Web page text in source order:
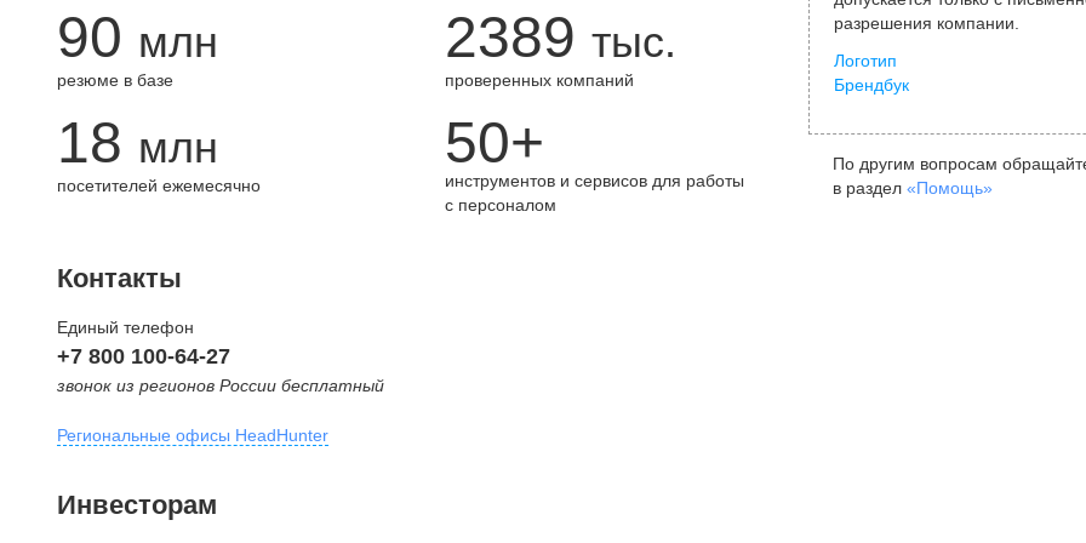
90 млн
резюме в базе
2389 тыс.
проверенных компаний
18 млн
посетителей ежемесячно
50+
инструментов и сервисов для работы
с персоналом
разрешения компании.
Логотип
Брендбук
По другим вопросам
в раздел «Помощь»
Контакты
Единый телефон
+7 800 100-64-27
звонок из регионов России бесплатный
Региональные офисы HeadHunter
внутригородская территория
Инвесторам